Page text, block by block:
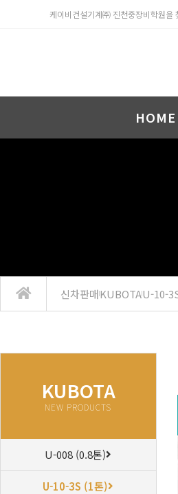
케이비건설기계㈜ 진천중장비학원을
HOME
신차판매KUBOTAU-10-
KUBOTA
NEW PRODUCTS
U-008 (0.8톤)
U-10-3S (1톤)